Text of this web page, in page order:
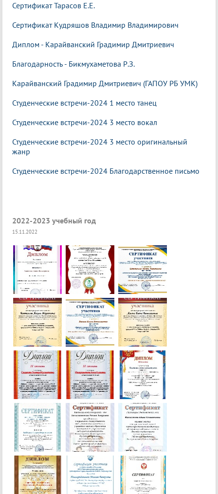
Сертификат Тарасов Е.Е.
Сертификат Кудряшов Владимир Владимирович
Диплом - Карайванский Градимир Дмитриевич
Благодарность - Бикмухаметова Р.З.
Карайванский Градимир Дмитриевич (ГАПОУ РБ УМК)
Студенческие встречи-2024 1 место танец
Студенческие встречи-2024 3 место вокал
Студенческие встречи-2024 3 место оригинальный
жанр
Студенческие встречи-2024 Благодарственное письмо
2022-2023 учебный год
15.11.2022